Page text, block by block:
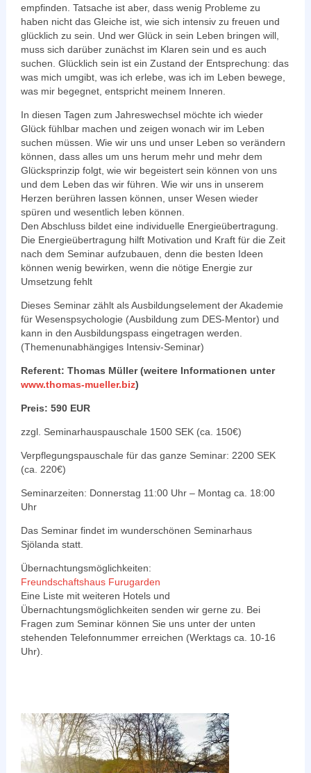
empfinden. Tatsache ist aber, dass wenig Probleme zu
haben nicht das Gleiche ist, wie sich intensiv zu freuen und
glücklich zu sein. Und wer Glück in sein Leben bringen will,
muss sich darüber zunächst im Klaren sein und es auch
suchen. Glücklich sein ist ein Zustand der Entsprechung: das
was mich umgibt, was ich erlebe, was ich im Leben bewege,
was mir begegnet, entspricht meinem Inneren.
In diesen Tagen zum Jahreswechsel möchte ich wieder
Glück fühlbar machen und zeigen wonach wir im Leben
suchen müssen. Wie wir uns und unser Leben so verändern
können, dass alles um uns herum mehr und mehr dem
Glücksprinzip folgt, wie wir begeistert sein können von uns
und dem Leben das wir führen. Wie wir uns in unserem
Herzen berühren lassen können, unser Wesen wieder
spüren und wesentlich leben können.
Den Abschluss bildet eine individuelle Energieübertragung.
Die Energieübertragung hilft Motivation und Kraft für die Zeit
nach dem Seminar aufzubauen, denn die besten Ideen
können wenig bewirken, wenn die nötige Energie zur
Umsetzung fehlt
Dieses Seminar zählt als Ausbildungselement der Akademie
für Wesenspsychologie (Ausbildung zum DES-Mentor) und
kann in den Ausbildungspass eingetragen werden.
(Themenunabhängiges Intensiv-Seminar)
Referent: Thomas Müller (weitere Informationen unter
www.thomas-mueller.biz)
Preis: 590 EUR
zzgl. Seminarhauspauschale 1500 SEK (ca. 150€)
Verpflegungspauschale für das ganze Seminar: 2200 SEK
(ca. 220€)
Seminarzeiten: Donnerstag 11:00 Uhr – Montag ca. 18:00
Uhr
Das Seminar findet im wunderschönen Seminarhaus
Sjölanda statt.
Übernachtungsmöglichkeiten:
Freundschaftshaus Furugarden
Eine Liste mit weiteren Hotels und
Übernachtungsmöglichkeiten senden wir gerne zu. Bei
Fragen zum Seminar können Sie uns unter der unten
stehenden Telefonnummer erreichen (Werktags ca. 10-16
Uhr).